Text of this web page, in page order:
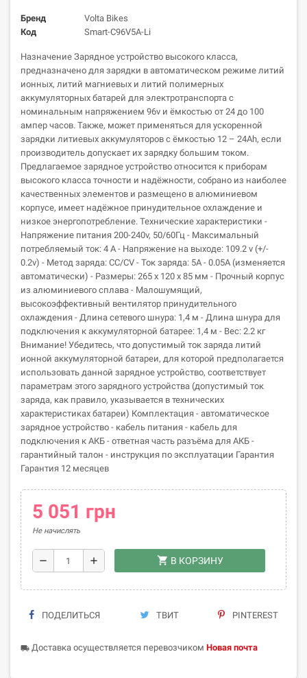
Бренд
Volta Bikes
Код
Smart-С96V5A-Li
Назначение Зарядное устройство высокого класса,
предназначено для зарядки в автоматическом режиме литий
ионных, литий магниевых и литий полимерных
аккумуляторных батарей для электротранспорта с
номинальным напряжением 96v и ёмкостью от 24 до 100
ампер часов. Также, может применяться для ускоренной
зарядки литиевых аккумуляторов с ёмкостью 12 – 24Ah, если
производитель допускает их зарядку большим током.
Предлагаемое зарядное устройство относится к приборам
высокого класса точности и надёжности, собрано из наиболее
качественных элементов и размещено в алюминиевом
корпусе, имеет надёжное принудительное охлаждение и
низкое энергопотребление. Технические характеристики -
Напряжение питания 200-240v, 50/60Гц - Максимальный
потребляемый ток: 4 A - Напряжение на выходе: 109.2 v (+/-
0.2v) - Метод заряда: CC/СV - Ток заряда: 5А - 0.05А (изменяется
автоматически) - Размеры: 265 х 120 х 85 мм - Прочный корпус
из алюминиевого сплава - Малошумящий,
высокоэффективный вентилятор принудительного
охлаждения - Длина сетевого шнура: 1,4 м - Длина шнура для
подключения к аккумуляторной батарее: 1,4 м - Вес: 2.2 кг
Внимание! Убедитесь, что допустимый ток заряда литий
ионной аккумуляторной батареи, для которой предполагается
использовать данной зарядное устройство, соответствует
параметрам этого зарядного устройства (допустимый ток
заряда, как правило, указывается в технических
характеристиках батареи) Комплектация - автоматическое
зарядное устройство - кабель питания - кабель для
подключения к АКБ - ответная часть разъёма для АКБ -
гарантийный талон - инструкция по эксплуатации Гарантия
Гарантия 12 месяцев
5 051 грн
Не начислять
remove add shopping_cart В КОРЗИНУ
ПОДЕЛИТЬСЯ ТВИТ PINTEREST
local_shipping Доставка осуществляется перевозчиком Новая почта